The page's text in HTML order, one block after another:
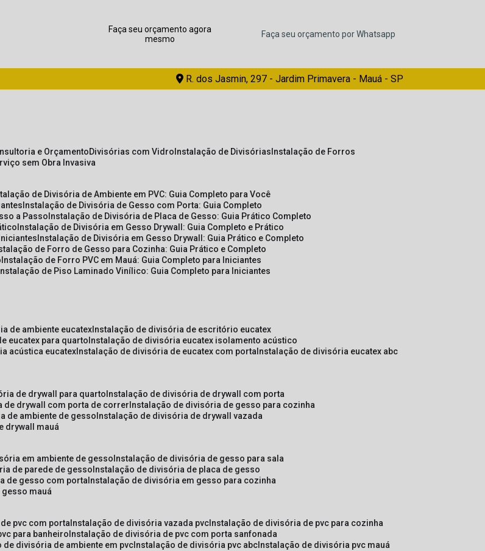
Faça seu orçamento agora
mesmo
Faça seu orçamento por Whatsapp
R. dos Jasmin, 297 - Jardim Primavera - Mauá - SP
e Orçamento Divisórias com Vidro Instalação de Divisórias Instalação de Forros
sem Obra Invasiva
de Divisória de Ambiente em PVC: Guia Completo para Você
Instalação de Divisória de Gesso com Porta: Guia Completo
a Passo Instalação de Divisória de Placa de Gesso: Guia Prático Completo
Instalação de Divisória em Gesso Drywall: Guia Completo e Prático
Instalação de Divisória em Gesso Drywall: Guia Prático e Completo
de Forro de Gesso para Cozinha: Guia Prático e Completo
Instalação de Forro PVC em Mauá: Guia Completo para Iniciantes
Instalação de Piso Laminado Vinílico: Guia Completo para Iniciantes
de ambiente eucatex instalação de divisória de escritório eucatex
eucatex para quarto instalação de divisória eucatex isolamento acústico
acústica eucatex instalação de divisória de eucatex com porta instalação de divisória eucatex abc
de drywall para quarto instalação de divisória de drywall com porta
de drywall com porta de correr instalação de divisória de gesso para cozinha
de ambiente de gesso instalação de divisória de drywall vazada
drywall mauá
em ambiente de gesso instalação de divisória de gesso para sala
de parede de gesso instalação de divisória de placa de gesso
de gesso com porta instalação de divisória em gesso para cozinha
mauá
pvc com porta instalação de divisória vazada pvc instalação de divisória de pvc para cozinha
para banheiro instalação de divisória de pvc com porta sanfonada
de divisória de ambiente em pvc instalação de divisória pvc abc instalação de divisória pvc mauá